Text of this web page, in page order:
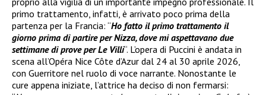
primo trattamento, infatti, è arrivato poco prima della
partenza per la Francia: “Ho fatto il primo trattamento il
giorno prima di partire per Nizza, dove mi aspettavano due
settimane di prove per Le Villi“. L’opera di Puccini è andata in
scena all’Opéra Nice Côte d’Azur dal 24 al 30 aprile 2026,
con Guerritore nel ruolo di voce narrante. Nonostante le
cure appena iniziate, l’attrice ha deciso di non fermarsi: